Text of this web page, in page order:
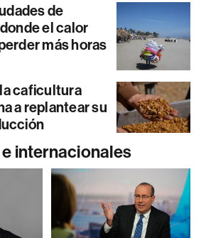
de
el calor
más horas
caficultura
a replantear su
internacionales